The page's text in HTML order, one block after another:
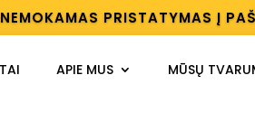
NEMOKAMAS PRISTATYMAS Į
APIE MUS MŪSŲ